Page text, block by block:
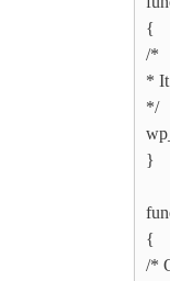
{
/*
* It
*/
}
{
/*